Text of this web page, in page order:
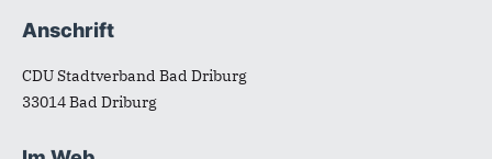
Fußbereich
Anschrift
CDU Stadtverband Bad Driburg
33014Bad Driburg